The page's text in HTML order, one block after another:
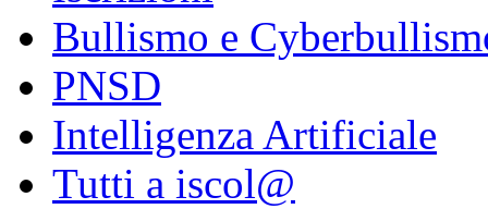
Bullismo e
PNSD
Intelligenza Artificiale
Tutti a iscol@